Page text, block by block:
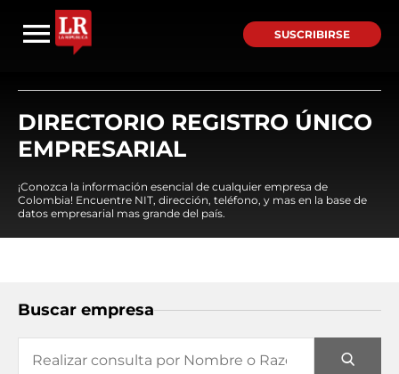
SUSCRIBIRSE
DIRECTORIO REGISTRO ÚNICO
EMPRESARIAL
¡Conozca la información esencial de cualquier empresa de
Colombia! Encuentre NIT, dirección, teléfono, y mas en la base de
datos empresarial mas grande del país.
Buscar empresa